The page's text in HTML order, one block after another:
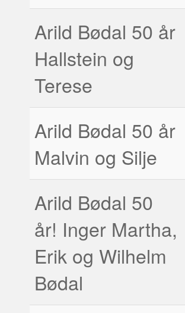
Arild Bødal 50 år
Hallstein og
Terese
Arild Bødal 50 år
Malvin og Silje
Arild Bødal 50
år! Inger Martha,
Erik og Wilhelm
Bødal